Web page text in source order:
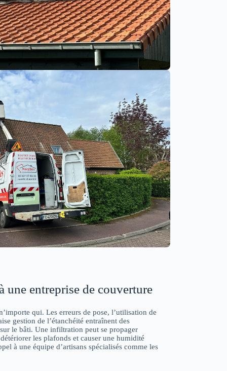
une entreprise de couverture
qui. Les erreurs de pose, l’utilisation de
gestion de l’étanchéité entraînent des
le bâti. Une infiltration peut se propager
les plafonds et causer une humidité
à une équipe d’artisans spécialisés comme les